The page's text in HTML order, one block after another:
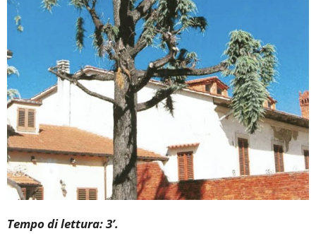
Tempo di lettura: 3’.